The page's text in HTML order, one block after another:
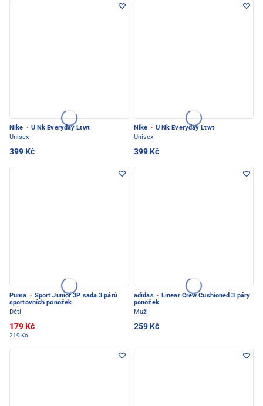
Nike · U Nk Everyday Ltwt
Unisex
399 Kč
Nike · U Nk Everyday Ltwt
Unisex
399 Kč
Puma · Sport Junior 3P sada 3 párů
sportovních ponožek
Děti
179 Kč
219 Kč
adidas · Linear Crew Cushioned 3 páry
ponožek
Muži
259 Kč